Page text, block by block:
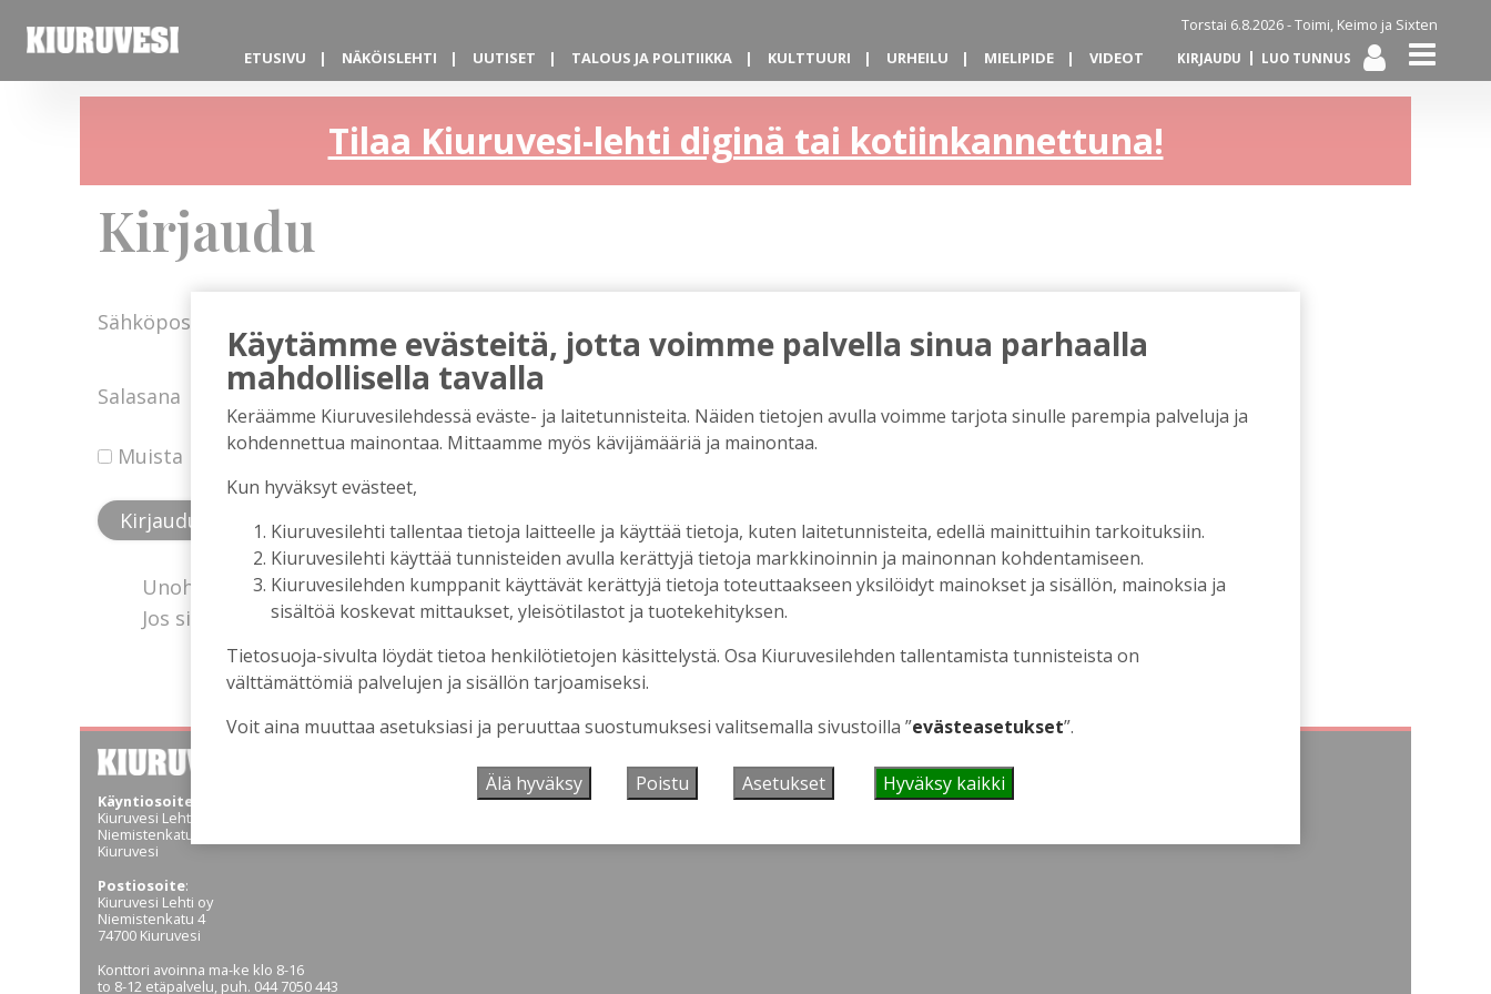
Torstai 6.8.2026 -Toimi, Keimo ja Sixten
ETUSIVU
NÄKÖISLEHTI UUTISET TALOUS JA POLITIIKKA KULTTUURI URHEILU MIELIPIDE VIDEOT KIRJAUDU LUO TUNNUS
Tilaa Kiuruvesi-lehti diginä tai kotiinkannettuna!
Kirjaudu
Sähköposti
Salasana
Muista minut
Unohtuiko salasana?
Jos sinulla ei ole vielä tunnusta, hanki se tästä.
Käyntiosoite
Kiuruvesi Lehti oy
Niemistenkatu 4
Kiuruvesi
Postiosoite:
Kiuruvesi Lehti oy
Niemistenkatu 4
74700 Kiuruvesi
Konttori avoinna ma-ke klo 8-16
to 8-12 etäpalvelu, puh. 044 7050 443
Käytämme evästeitä, jotta voimme palvella sinua parhaalla
mahdollisella tavalla
Keräämme Kiuruvesilehdessä eväste- ja laitetunnisteita. Näiden tietojen avulla voimme tarjota sinulle parempia palveluja ja
kohdennettua mainontaa. Mittaamme myös kävijämääriä ja mainontaa.
Kun hyväksyt evästeet,
Kiuruvesilehti tallentaa tietoja laitteelle ja käyttää tietoja, kuten laitetunnisteita, edellä mainittuihin tarkoituksiin.
Kiuruvesilehti käyttää tunnisteiden avulla kerättyjä tietoja markkinoinnin ja mainonnan kohdentamiseen.
Kiuruvesilehden kumppanit käyttävät kerättyjä tietoja toteuttaakseen yksilöidyt mainokset ja sisällön, mainoksia ja
sisältöä koskevat mittaukset, yleisötilastot ja tuotekehityksen.
Tietosuoja-sivulta löydät tietoa henkilötietojen käsittelystä. Osa Kiuruvesilehden tallentamista tunnisteista on
välttämättömiä palvelujen ja sisällön tarjoamiseksi.
Voit aina muuttaa asetuksiasi ja peruuttaa suostumuksesi valitsemalla sivustoilla ”evästeasetukset”.
Älä hyväksy Poistu Asetukset Hyväksy kaikki